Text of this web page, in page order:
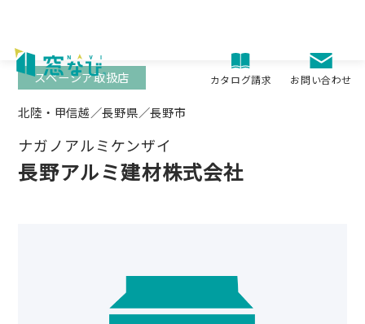
content
カタログ請求 お問い合わせ
北陸・甲信越／長野県／長野市
ナガノアルミケンザイ
長野アルミ建材株式会社
スペーシア取扱店